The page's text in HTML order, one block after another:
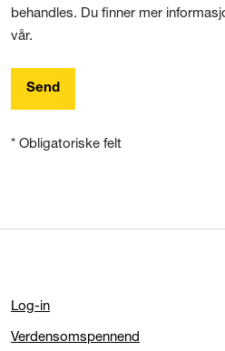
behandles. Du finner mer
vår.
Send
* Obligatoriske felt
Log-in
Verdensomspennend